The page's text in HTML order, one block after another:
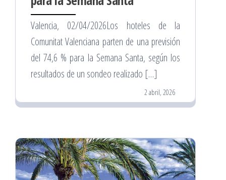
Valencia, 02/04/2026Los hoteles de la
Comunitat Valenciana parten de una previsión
del 74,6 % para la Semana Santa, según los
resultados de un sondeo realizado […]
2 abril, 2026